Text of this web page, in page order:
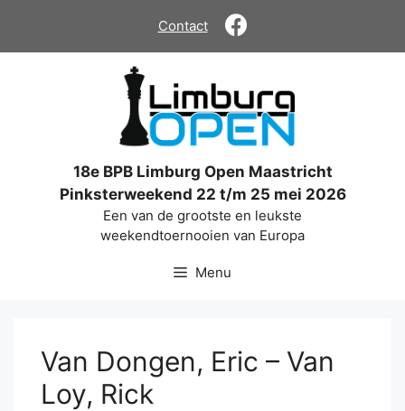
de
Contact
18e BPB Limburg Open Maastricht
Pinksterweekend 22 t/m 25 mei 2026
Een van de grootste en leukste
weekendtoernooien van Europa
Menu
Van Dongen, Eric – Van
Loy, Rick